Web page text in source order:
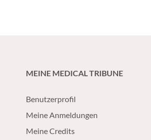
MEINE MEDICAL TRIBUNE
Benutzerprofil
Meine Anmeldungen
Meine Credits